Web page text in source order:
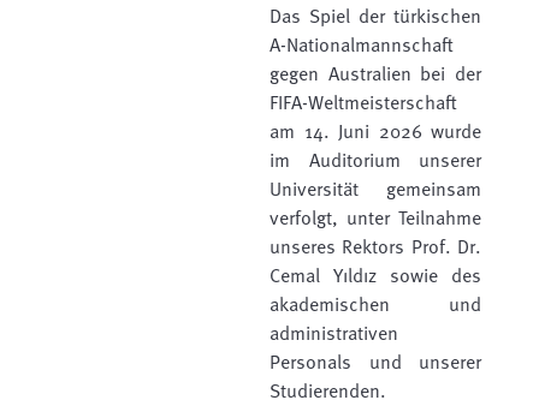
Das Spiel der türkischen
A-Nationalmannschaft
gegen Australien bei der
FIFA-Weltmeisterschaft
am 14. Juni 2026 wurde
im Auditorium unserer
Universität gemeinsam
verfolgt, unter Teilnahme
unseres Rektors Prof. Dr.
Cemal Yıldız sowie des
akademischen und
administrativen
Personals und unserer
Studierenden.